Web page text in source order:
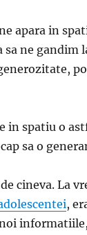
apara in
ne gandim
in spatiu o
sa o
cineva. La
,